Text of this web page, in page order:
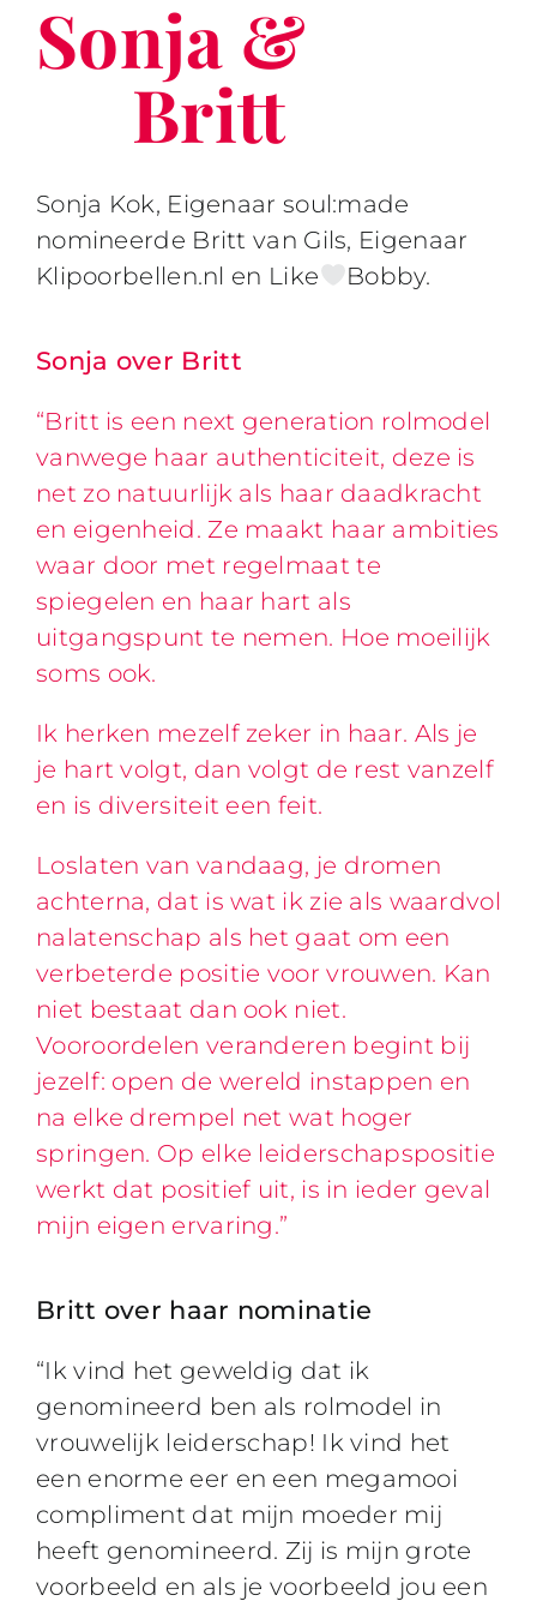
Sonja &
Britt
Sonja Kok, Eigenaar soul:made
nomineerde Britt van Gils, Eigenaar
Klipoorbellen.nl en Like
Bobby.
Sonja over Britt
“Britt is een next generation rolmodel
vanwege haar authenticiteit, deze is
net zo natuurlijk als haar daadkracht
en eigenheid. Ze maakt haar ambities
waar door met regelmaat te
spiegelen en haar hart als
uitgangspunt te nemen. Hoe moeilijk
soms ook.
Ik herken mezelf zeker in haar. Als je
je hart volgt, dan volgt de rest vanzelf
en is diversiteit een feit.
Loslaten van vandaag, je dromen
achterna, dat is wat ik zie als waardvol
nalatenschap als het gaat om een
verbeterde positie voor vrouwen. Kan
niet bestaat dan ook niet.
Vooroordelen veranderen begint bij
jezelf: open de wereld instappen en
na elke drempel net wat hoger
springen. Op elke leiderschapspositie
werkt dat positief uit, is in ieder geval
mijn eigen ervaring.”
Britt over haar nominatie
“Ik vind het geweldig dat ik
genomineerd ben als rolmodel in
vrouwelijk leiderschap! Ik vind het
een enorme eer en een megamooi
compliment dat mijn moeder mij
heeft genomineerd. Zij is mijn grote
voorbeeld en als je voorbeeld jou een